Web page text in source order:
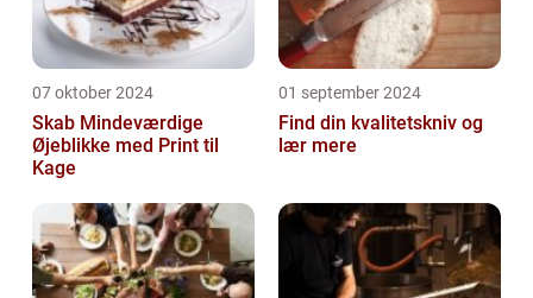
07 oktober 2024
Skab Mindeværdige
Øjeblikke med Print til
Kage
01 september 2024
Find din kvalitetskniv og
lær mere